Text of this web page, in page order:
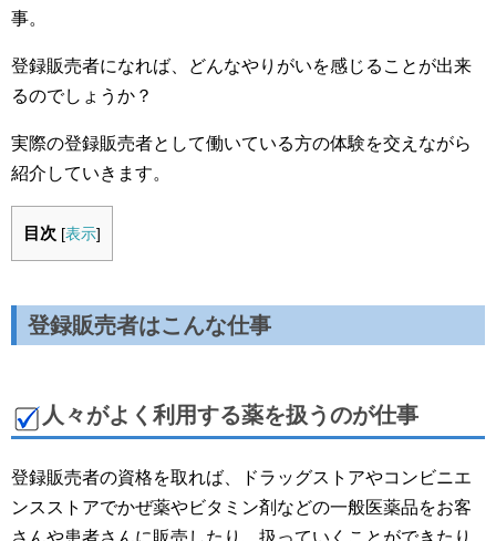
事。
登録販売者になれば、どんなやりがいを感じることが出来
るのでしょうか？
実際の登録販売者として働いている方の体験を交えながら
紹介していきます。
目次 [表示]
登録販売者はこんな仕事
人々がよく利用する薬を扱うのが仕事
登録販売者の資格を取れば、ドラッグストアやコンビニエ
ンスストアでかぜ薬やビタミン剤などの一般医薬品をお客